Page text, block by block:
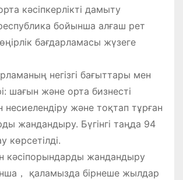
кәсіпкерлікті дамыту
бойынша алғаш рет
бағдарламасы жүзеге
негізгі бағыттары мен
шағын және орта бизнесті
несиелендіру және тоқтап тұрған
жандандыру. Бүгінгі таңда 94
көрсетілді.
кәсіпорындарды жандандыру
， қаламызда бірнеше жылдар